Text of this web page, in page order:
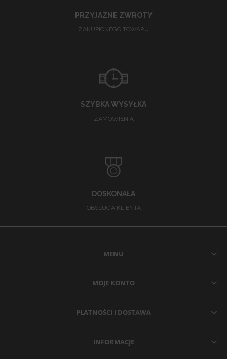
PRZYJAZNE ZWROTY
ZAKUPIONEGO TOWARU
SZYBKA WYSYŁKA
ZAMÓWIENIA
DOSKONAŁA
OBSŁUGA KLIENTA
MENU
MOJE KONTO
PŁATNOŚCI I DOSTAWA
INFORMACJE